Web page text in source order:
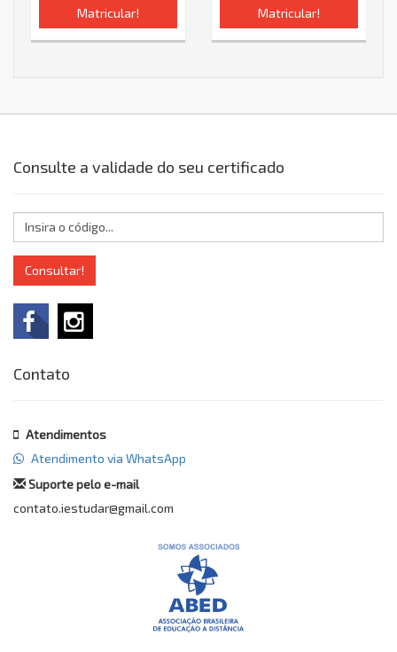
Matricular! Matricular!
Consulte a validade do seu certificado
Consultar!
Contato
Atendimentos
Atendimento via WhatsApp
Suporte pelo e-mail
contato.iestudar@gmail.com